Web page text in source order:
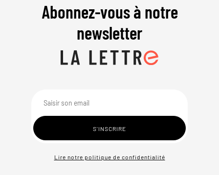
Abonnez-vous à notre
newsletter
Lire notre politique de confidentialité